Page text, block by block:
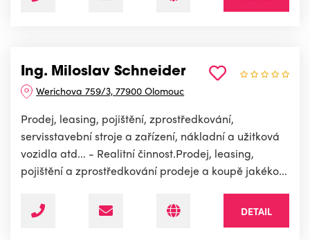
Ing. Miloslav Schneider
Werichova 759/3, 77900 Olomouc
Prodej, leasing, pojištění, zprostředkování,
servisstavební stroje a zařízení, nákladní a užitková
vozidla atd... - Realitní činnost.Prodej, leasing,
pojištění a zprostředkování prodeje a koupě jakéko...
DETAIL